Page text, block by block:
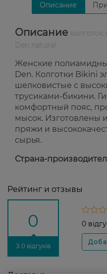
Описание
Описание
Женские
Den. Колготки Bikini
шелковистые с
трусиками-бикини.
комфортный пояс,
мысок. Изготовлены
пряжи и
сырья.
Страна-
Рейтинг и отзывы
0
З 0 відгуків
0